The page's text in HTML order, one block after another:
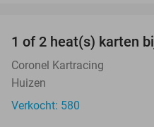
TODAY
1 of 2 heat(s) karten
Coronel Kartracing
Huizen
Verkocht: 580